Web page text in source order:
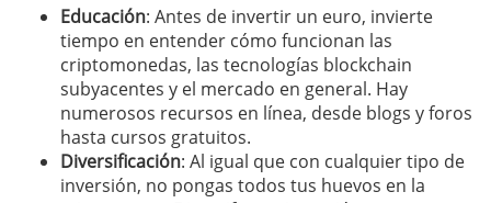
Educación: Antes de invertir un euro, invierte
tiempo en entender cómo funcionan las
criptomonedas, las tecnologías blockchain
subyacentes y el mercado en general. Hay
numerosos recursos en línea, desde blogs y foros
hasta cursos gratuitos.
Diversificación: Al igual que con cualquier tipo de
inversión, no pongas todos tus huevos en la